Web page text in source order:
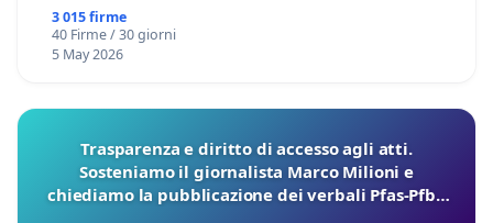
3 015 firme
40 Firme / 30 giorni
5 May 2026
Trasparenza e diritto di accesso agli atti.
Sosteniamo il giornalista Marco Milioni e
chiediamo la pubblicazione dei verbali Pfas-Pfba